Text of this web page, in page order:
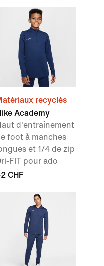
recyclés
Academy
d'entraînement
foot à manches
et 1/4 de zip
FIT pour ado
CHF